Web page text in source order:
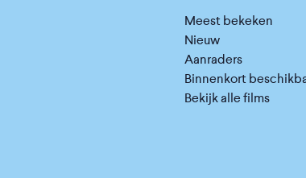
Meest bekeken
Nieuw
Aanraders
Binnenkort
Bekijk alle films